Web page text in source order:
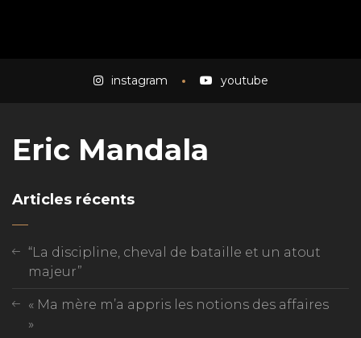
instagram youtube
Eric Mandala
Articles récents
“La discipline, cheval de bataille et un atout
majeur”
« Ma mère m’a appris les notions des affaires
»